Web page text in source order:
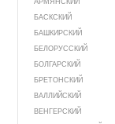
АРМЯНСКИЙ
БАСКСКИЙ
БАШКИРСКИЙ
БЕЛОРУССКИЙ
БОЛГАРСКИЙ
БРЕТОНСКИЙ
ВАЛЛИЙСКИЙ
ВЕНГЕРСКИЙ